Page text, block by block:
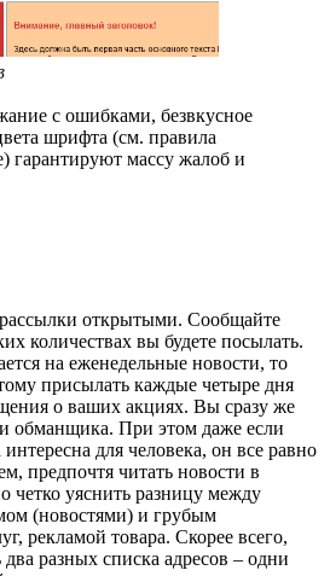
с ошибками, безвкусное
шрифта (см. правила
гарантируют массу жалоб и
рассылки открытыми. Сообщайте
количествах вы будете посылать.
на еженедельные новости, то
присылать каждые четыре дня
о ваших акциях. Вы сразу же
и обманщика. При этом даже если
для человека, он все равно
предпочтя читать новости в
четко уяснить разницу между
(новостями) и грубым
рекламой товара. Скорее всего,
разных списка адресов – одни